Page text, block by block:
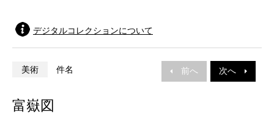
デジタルコレクションについて
前へ 次へ
美術 件名
富嶽図